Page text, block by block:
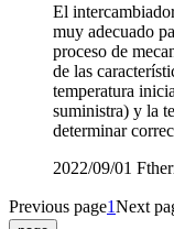
El
muy adecuado
proceso de
de las
temperatura
suministra) y la
determinar
2022/09/01
Previous page1Next